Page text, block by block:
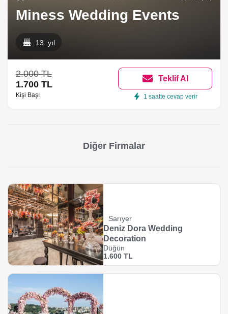
Miness Wedding Events
13. yıl
2.000 TL
1.700 TL
Kişi Başı
Teklif Al
1 saatte cevap verir
Diğer Firmalar
Sarıyer
Deniz Dora Wedding
Decoration
Düğün
1.600 TL